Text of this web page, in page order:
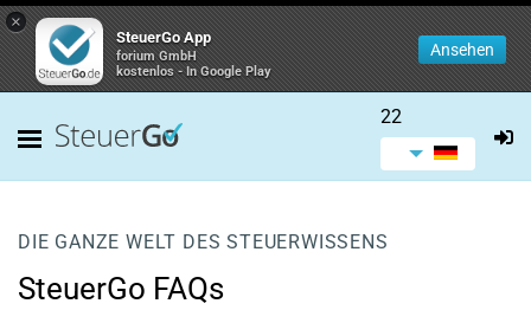
×
SteuerGo App
forium GmbH
kostenlos - In Google Play
Ansehen
22
DIE GANZE WELT DES STEUERWISSENS
SteuerGo FAQs